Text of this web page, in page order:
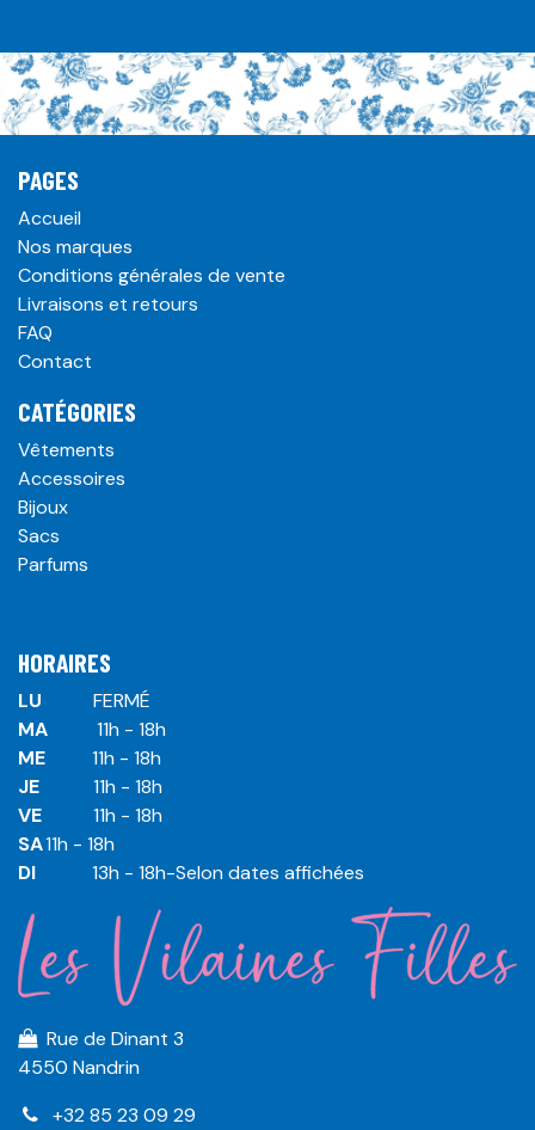
PAGES
Accueil
Nos marques
Conditions générales de vente
Livraisons et retours
FAQ
Contact
CATÉGORIES
Vêtements
Accessoires
Bijoux
Sacs
Parfums
HORAIRES
LU
​ ​FERMÉ
MA
​11h - 18h
ME
​11h - 18h
JE
​​11h - 18h
VE
​​​11h - 18h
SA​​​11h - 18h
DI
​​​ 13h - 18h-Selon dates affichées
Rue de Dinant 3
4550 Nandrin
+32 85 23 09 29